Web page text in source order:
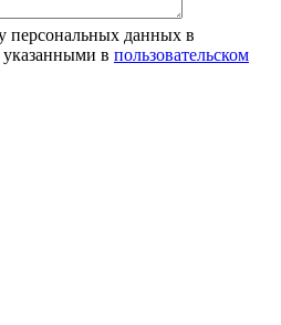
персональных данных в
указанными в пользовательском